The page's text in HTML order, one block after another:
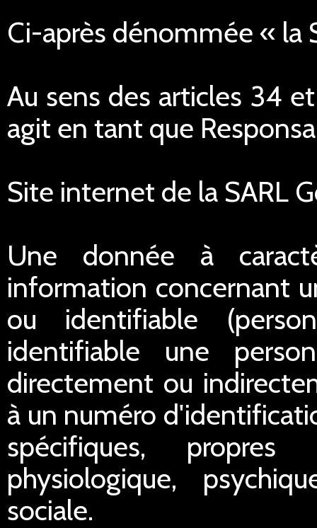
Ci-après dénommée « la
Au sens des articles 34
agit en tant que
Site internet de la SARL
Une donnée à
information concernant
ou identifiable
identifiable une
directement ou
à un numéro
spécifiques,
physiologique,
sociale.